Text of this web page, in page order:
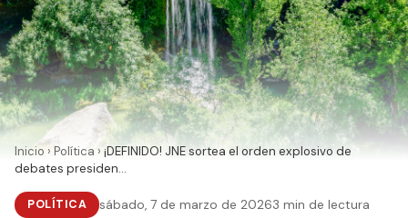
Inicio › Política › ¡DEFINIDO! JNE sortea el orden explosivo de
debates presiden...
POLÍTICA sábado, 7 de marzo de 20263 min de lectura